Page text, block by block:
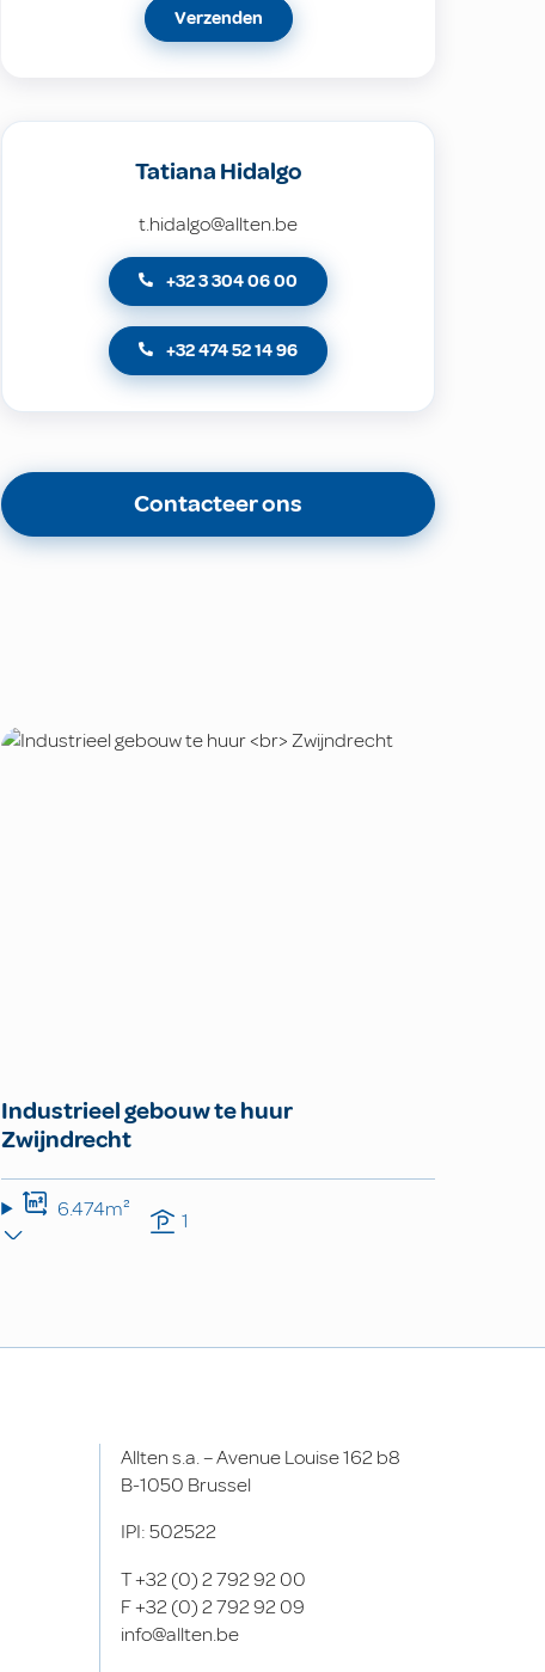
Verzenden
Tatiana Hidalgo
t.hidalgo@allten.be
+32 3 304 06 00
+32 474 52 14 96
Contacteer ons
Industrieel gebouw te huur
Zwijndrecht
6.474m² 1
Allten s.a. – Avenue Louise 162 b8
B-1050 Brussel
IPI: 502522
T+32 (0) 2 792 92 00
F+32 (0) 2 792 92 09
info@allten.be